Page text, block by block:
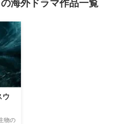
海外ドラマ作品一覧
ウ
物の